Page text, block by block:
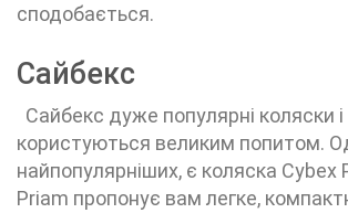
сподобається.
Сайбекс
Сайбекс дуже популярні коляски і
користуються великим попитом.
найпопулярніших, є коляска Cybex
Priam пропонує вам легке,